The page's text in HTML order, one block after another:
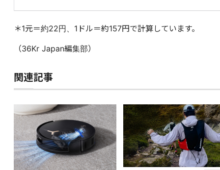
＊1元＝約22円、1ドル＝約157円で計算しています。
（36Kr Japan編集部）
関連記事